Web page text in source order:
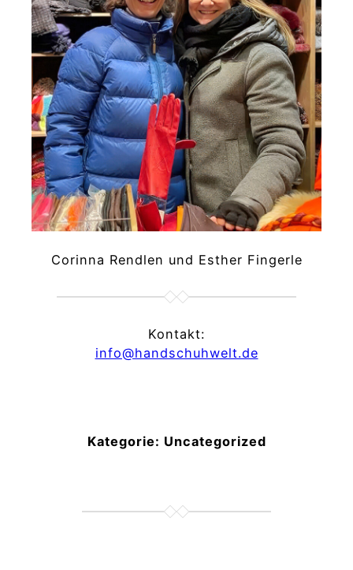
Corinna Rendlen und Esther Fingerle
Kontakt:
info@handschuhwelt.de
Kategorie: Uncategorized